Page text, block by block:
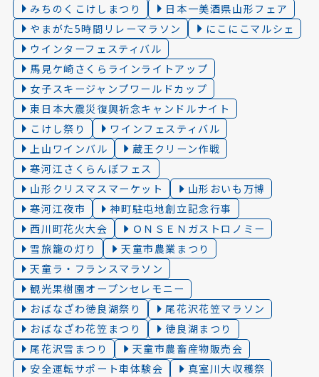
みちのくこけしまつり
日本一美酒県山形フェア
やまがた5時間リレーマラソン
にこにこマルシェ
ウインターフェスティバル
馬見ケ崎さくらラインライトアップ
女子スキージャンプワールドカップ
東日本大震災復興祈念キャンドルナイト
こけし祭り
ワインフェスティバル
上山ワインバル
蔵王クリーン作戦
寒河江さくらんぼフェス
山形クリスマスマーケット
山形おいも万博
寒河江夜市
神町駐屯地創立記念行事
西川町花火大会
ＯＮＳＥＮガストロノミー
雪旅籠の灯り️
天童市農業まつり
天童ラ・フランスマラソン
観光果樹園オープンセレモニー
おばなざわ徳良湖祭り
尾花沢花笠マラソン
おばなざわ花笠まつり
徳良湖まつり
尾花沢雪まつり
天童市農畜産物販売会
安全運転サポート車体験会
真室川大収穫祭